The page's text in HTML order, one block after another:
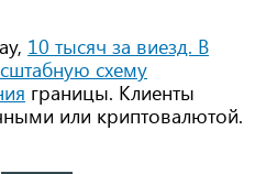
10 тысяч за виезд. В
схему
границы. Клиенты
или криптовалютой.